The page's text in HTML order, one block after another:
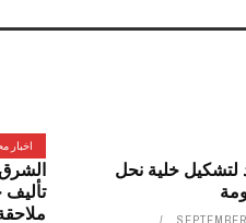
خلية نحل
اخبار